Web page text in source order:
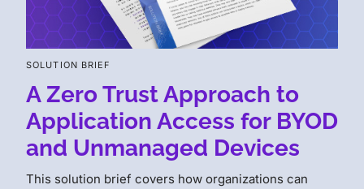
SOLUTION BRIEF
A Zero Trust Approach to
Application Access for BYOD
and Unmanaged Devices
This solution brief covers how organizations can